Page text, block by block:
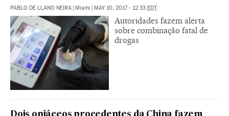
PABLO DE LLANO NEIRA | Miami | MAY 10, 2017 - 12:33 EDT
Autoridades fazem alerta
sobre combinação fatal de
drogas